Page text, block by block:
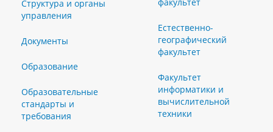
Структура и органы
управления
Документы
Образование
Образовательные
стандарты и
требования
Естественно-
географический
факультет
Факультет
информатики и
вычислительной
техники